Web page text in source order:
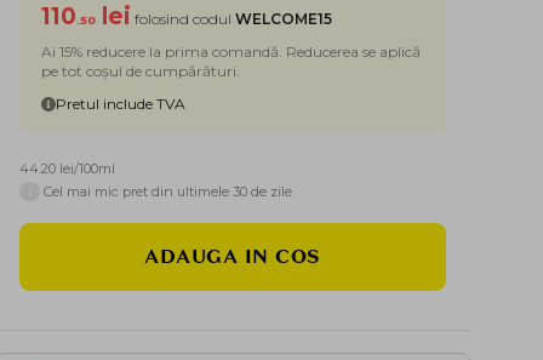
110 .50 lei folosind codul WELCOME15
Ai 15% reducere la prima comandă. Reducerea se aplică
pe tot coșul de cumpărături.
Pretul include TVA
44.20 lei/100ml
Cel mai mic pret din ultimele 30 de zile
ADAUGA IN COS